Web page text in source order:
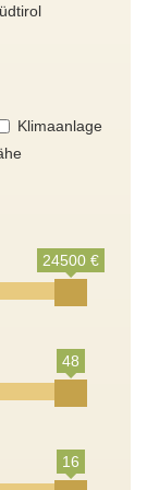
Klimaanlage
24500 €
48
16